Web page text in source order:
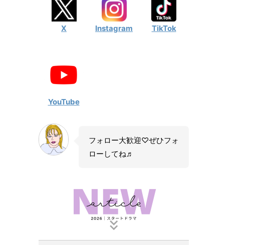
X Instagram TikTok
YouTube
フォロー大歓迎♡ぜひフォ
ローしてね♬